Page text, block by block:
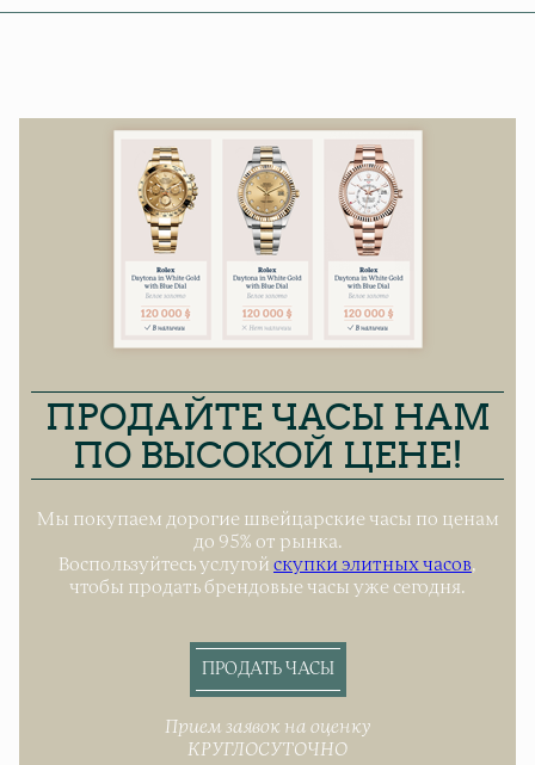
ПРОДАЙТЕ ЧАСЫ НАМ
ПО ВЫСОКОЙ ЦЕНЕ!
Мы покупаем дорогие швейцарские часы по ценам
до 95% от рынка.
Воспользуйтесь услугой скупки элитных часов,
чтобы продать брендовые часы уже сегодня.
ПРОДАТЬ ЧАСЫ
Прием заявок на оценку
КРУГЛОСУТОЧНО